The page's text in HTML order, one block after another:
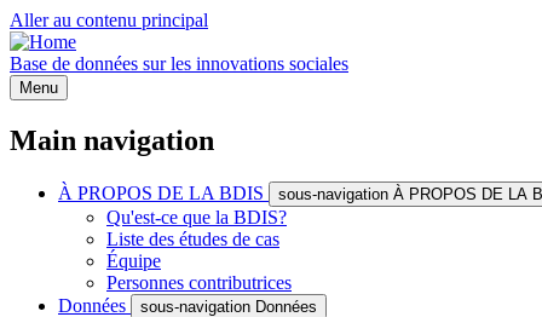
Aller au contenu principal
Base de données sur les innovations sociales
Menu
Main navigation
À PROPOS DE LA BDIS sous-navigation À PROPOS DE LA
Qu'est-ce que la BDIS?
Liste des études de cas
Équipe
Personnes contributrices
Données
sous-navigation Données